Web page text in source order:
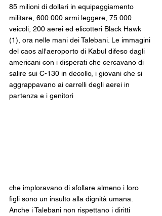
85 milioni di dollari in equipaggiamento
militare, 600.000 armi leggere, 75.000
veicoli, 200 aerei ed elicotteri Black Hawk
(1), ora nelle mani dei Talebani. Le immagini
del caos all'aeroporto di Kabul difeso dagli
americani con i disperati che cercavano di
salire sui C-130 in decollo, i giovani che si
aggrappavano ai carrelli degli aerei in
partenza e i genitori
che imploravano di sfollare almeno i loro
figli sono un insulto alla dignità umana.
Anche i Talebani non rispettano i diritti